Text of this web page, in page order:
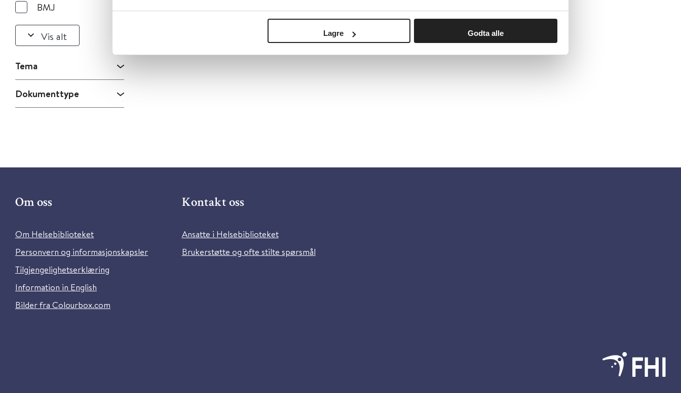
Lagre Godta alle
BMJ
Vis alt
Tema
Dokumenttype
Om oss
Om Helsebiblioteket
Personvern og informasjonskapsler
Tilgjengelighetserklæring
Information in English
Bilder fra Colourbox.com
Kontakt oss
Ansatte i Helsebiblioteket
Brukerstøtte og ofte stilte spørsmål